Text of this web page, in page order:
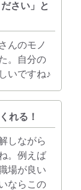
さい」と
んのモノ
。自分の
いですね♪
れる！
しながら
。例えば
場が良い
ならこの